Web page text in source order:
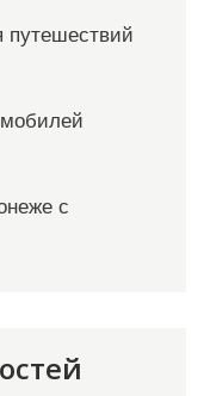
путешествий
с